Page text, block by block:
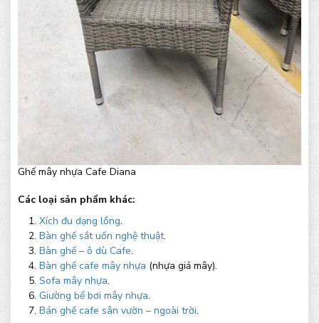
Ghế mây nhựa Cafe Diana
Các loại sản phẩm khác:
Xích đu dạng lồng.
Bàn ghế sắt uốn nghệ thuật.
Bàn ghế – ô dù Cafe.
Bàn ghế cafe mây nhựa (nhựa giả mây).
Sofa mây nhựa.
Giường bể bơi mây nhựa.
Bán ghế cafe sân vườn – ngoài trời.